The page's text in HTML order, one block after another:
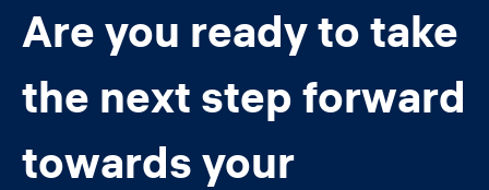
Are you ready to take
the next step forward
towards your